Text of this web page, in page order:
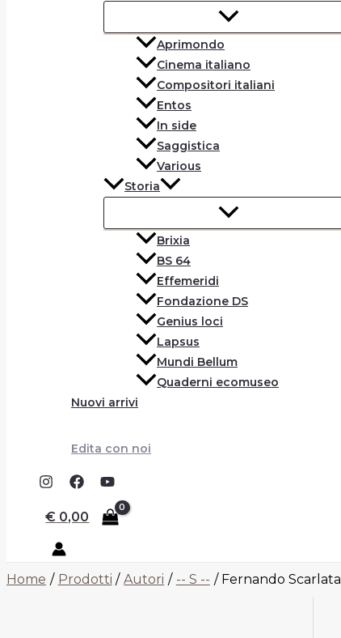
Aprimondo
Cinema italiano
Compositori italiani
Entos
In side
Saggistica
Various
Storia
Brixia
BS 64
Effemeridi
Fondazione DS
Genius loci
Lapsus
Mundi Bellum
Quaderni ecomuseo
Nuovi arrivi
Edita con noi
€ 0,00
Home Prodotti Autori -- S -- Fernando Scarlata